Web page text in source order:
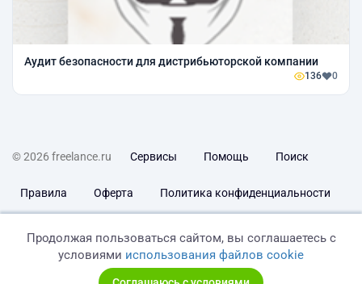
Аудит безопасности для дистрибьюторской компании
136 0
© 2026 freelance.ru Сервисы Помощь Поиск
Правила Оферта Политика конфиденциальности
Продолжая пользоваться сайтом, вы соглашаетесь с
условиями использования файлов cookie